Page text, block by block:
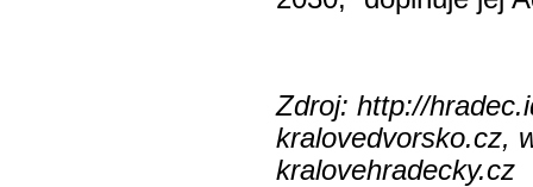
Zdroj: http://
kralovedvorsko.cz,
kralovehradecky.cz